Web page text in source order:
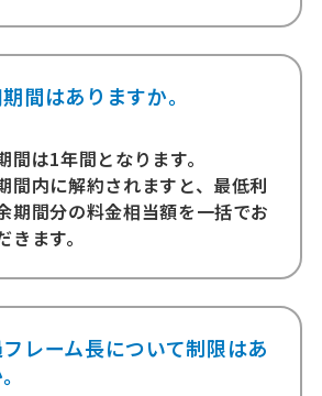
間はありますか。
間は1年間となります。
間内に解約されますと、最低利
期間分の料金相当額を一括でお
ます。
レーム長について制限はあ